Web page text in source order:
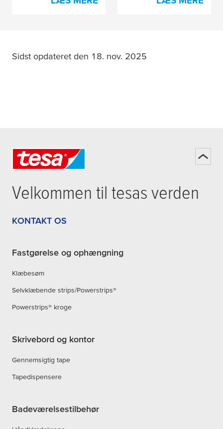
Sidst opdateret den 18. nov. 2025
Velkommen til tesas verden
KONTAKT OS
Fastgørelse og ophængning
Klæbesøm
Selvklæbende strips/Powerstrips®
Powerstrips® kroge
Skrivebord og kontor
Gennemsigtig tape
Tapedispensere
Badeværelsestilbehør